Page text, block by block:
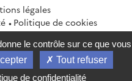
légales
Politique de cookies
Flux RSS
info.gouv.fr
le contrôle sur ce que vous
Tout refuser
de confidentialité